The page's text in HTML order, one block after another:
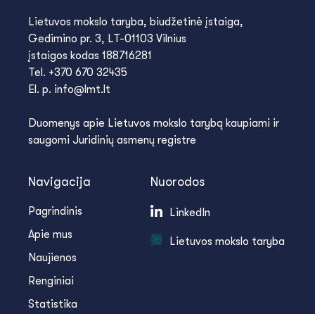
Lietuvos mokslo taryba, biudžetinė įstaiga,
Gedimino pr. 3, LT-01103 Vilnius
įstaigos kodas 188716281
Tel. +370 670 32435
El. p. info@lmt.lt
Duomenys apie Lietuvos mokslo tarybą kaupiami ir
saugomi Juridinių asmenų registre
Navigacija
Pagrindinis
Apie mus
Naujienos
Renginiai
Statistika
Nuorodos
LinkedIn
Lietuvos mokslo taryba